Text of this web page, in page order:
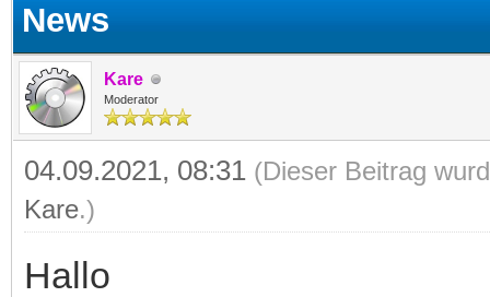
News
Kare
Moderator
04.09.2021, 08:31 (Dieser Beitrag
Kare.)
Hallo